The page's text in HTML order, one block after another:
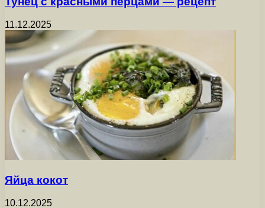
11.12.2025
Яйца кокот
10.12.2025